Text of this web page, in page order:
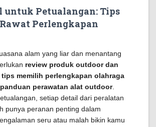
untuk Petualangan: Tips
Perlengkapan
alam yang liar dan menantang
review produk outdoor dan
memilih perlengkapan olahraga
perawatan alat outdoor.
setiap detail dari peralatan
punya peranan penting dalam
seru atau malah bikin kamu